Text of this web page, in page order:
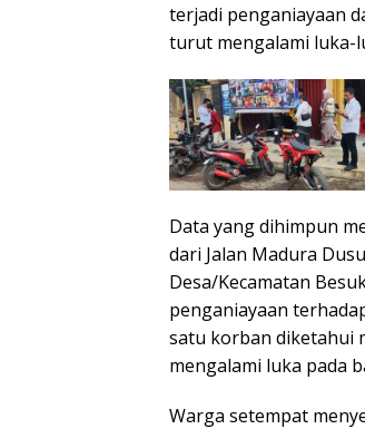
terjadi penganiayaan
turut mengalami luka-
Data yang dihimpun
dari Jalan Madura
Desa/Kecamatan
penganiayaan
satu korban diketahui
mengalami luka pada
Warga setempat